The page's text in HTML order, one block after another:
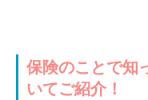
保険のことで知
いてご紹介！